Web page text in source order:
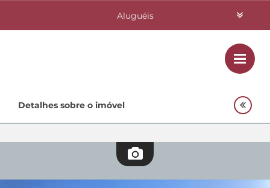
Aluguéis
Investimentos
Quem Somos
Contato
Detalhes sobre o imóvel